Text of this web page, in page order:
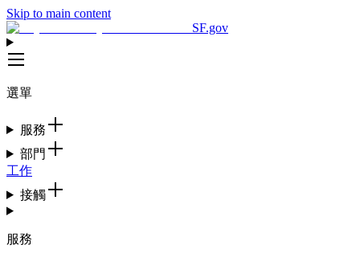
Skip to main content
SF.gov
選單
服務
部門
工作
接觸
服務